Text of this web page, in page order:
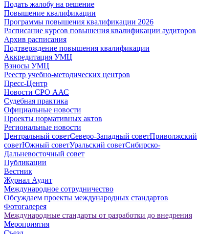
Подать жалобу на решение
Повышение квалификации
Программы повышения квалификации 2026
Расписание курсов повышения квалификации аудиторов
Архив расписания
Подтверждение повышения квалификации
Аккредитация УМЦ
Взносы УМЦ
Реестр учебно-методических центров
Пресс-Центр
Новости СРО ААС
Судебная практика
Официальные новости
Проекты нормативных актов
Региональные новости
Центральный советСеверо-Западный советПриволжский
советЮжный советУральский советСибирско-
Дальневосточный совет
Публикации
Вестник
Журнал Аудит
Международное сотрудничество
Обсуждаем проекты международных стандартов
Фотогалерея
Международные стандарты от разработки до внедрения
Мероприятия